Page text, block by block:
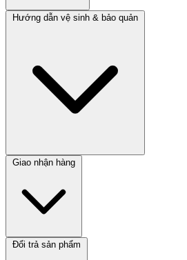
Hướng dẫn vệ sinh & bảo quản
Giao nhận hàng
Đổi trả sản phẩm